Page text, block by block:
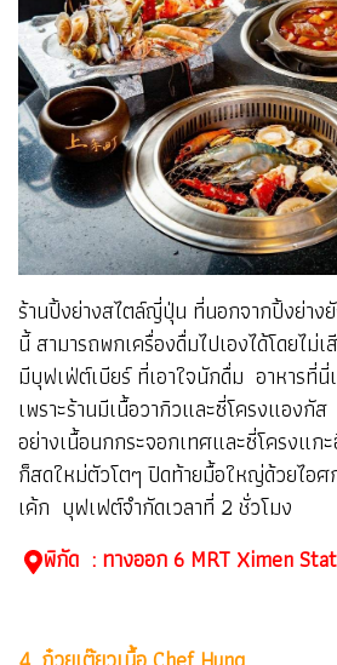
ร้านปิ้งย่างสไตล์ญี่ปุ่น ที่นอกจากปิ้งย่า
นี้ สามารถพกเครื่องดื่มไปเองได้โดยไม่
มีบุฟเฟ่ต์เบียร์ ที่เอาใจนักดื่ม อาหารที่นี่
เพราะร้านมีเนื้อวากิวและซี่โครงแอง
อย่างเนื้อนกกระจอกเทศและซี่โครงแก
ก็สดใหม่ตัวโตๆ ปิดท้ายมื้อใหญ่ด้วยไอ
เค้ก บุฟเฟต์จำกัดเวลาที่ 2 ชั่วโมง
พิกัด : ทางออก 6 MRT Ximen